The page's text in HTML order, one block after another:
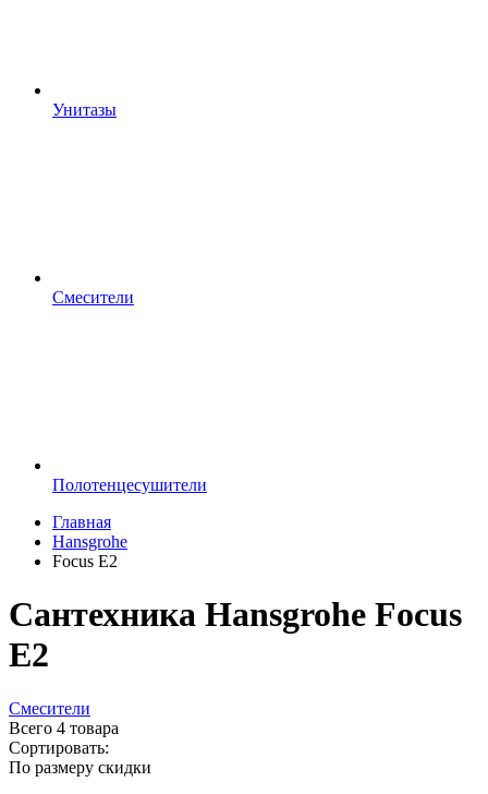
Унитазы
Смесители
Полотенцесушители
Главная
Hansgrohe
Focus E2
Сантехника Hansgrohe Focus
E2
Смесители
Всего 4 товара
Сортировать:
По размеру скидки